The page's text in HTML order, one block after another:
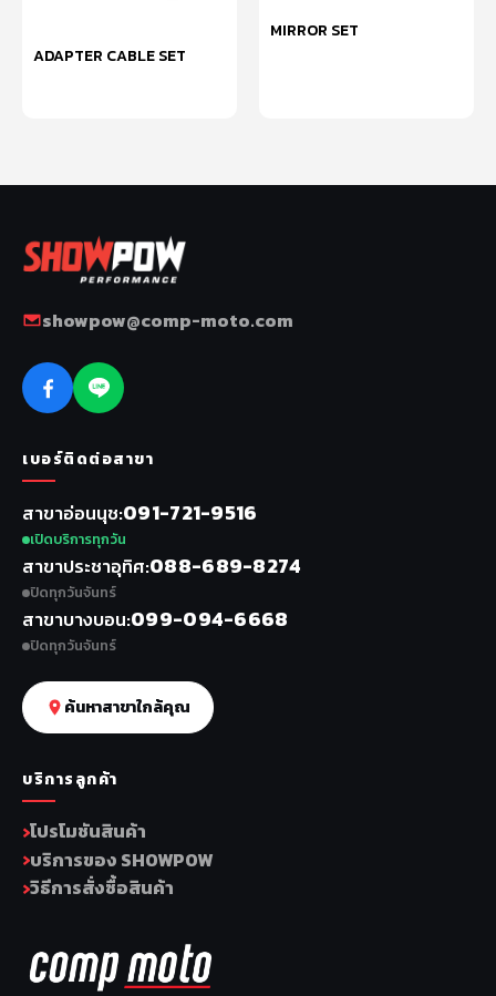
ADAPTER CABLE SET
MIRROR SET
showpow@comp-moto.com
เบอร์ติดต่อสาขา
สาขาอ่อนนุช 091-721-9516
เปิดบริการทุกวัน
สาขาประชาอุทิศ 088-689-8274
ปิดทุกวันจันทร์
สาขาบางบอน 099-094-6668
ปิดทุกวันจันทร์
ค้นหาสาขาใกล้คุณ
บริการลูกค้า
โปรโมชันสินค้า
บริการของ SHOWPOW
วิธีการสั่งซื้อสินค้า